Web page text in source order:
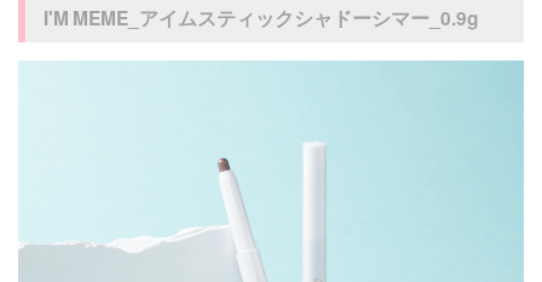
I'M MEME_アイムスティックシャドーシマー_0.9g